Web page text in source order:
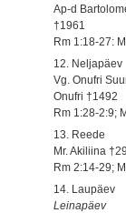
Ap-d
†1961
Rm 1:18-27:
12. Neljapäev
Vg. Onufri
Onufri †1492
Rm 1:28-2:9;
13. Reede
Mr. Akiliina
Rm 2:14-29;
14. Laupäev
Leinapäev